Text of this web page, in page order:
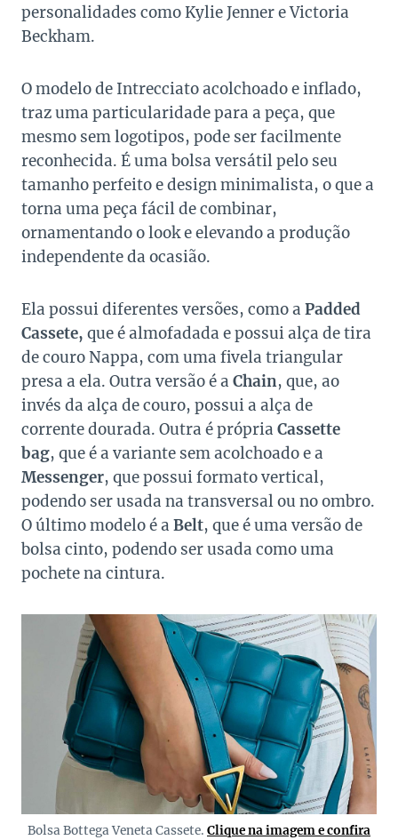
personalidades como Kylie Jenner e Victoria
Beckham.
O modelo de Intrecciato acolchoado e inflado,
traz uma particularidade para a peça, que
mesmo sem logotipos, pode ser facilmente
reconhecida. É uma bolsa versátil pelo seu
tamanho perfeito e design minimalista, o que a
torna uma peça fácil de combinar,
ornamentando o look e elevando a produção
independente da ocasião.
Ela possui diferentes versões, como a Padded
Cassete, que é almofadada e possui alça de tira
de couro Nappa, com uma fivela triangular
presa a ela. Outra versão é a Chain, que, ao
invés da alça de couro, possui a alça de
corrente dourada. Outra é própria Cassette
bag, que é a variante sem acolchoado e a
Messenger, que possui formato vertical,
podendo ser usada na transversal ou no ombro.
O último modelo é a Belt, que é uma versão de
bolsa cinto, podendo ser usada como uma
pochete na cintura.
Bolsa Bottega Veneta Cassete. Clique na imagem e confira